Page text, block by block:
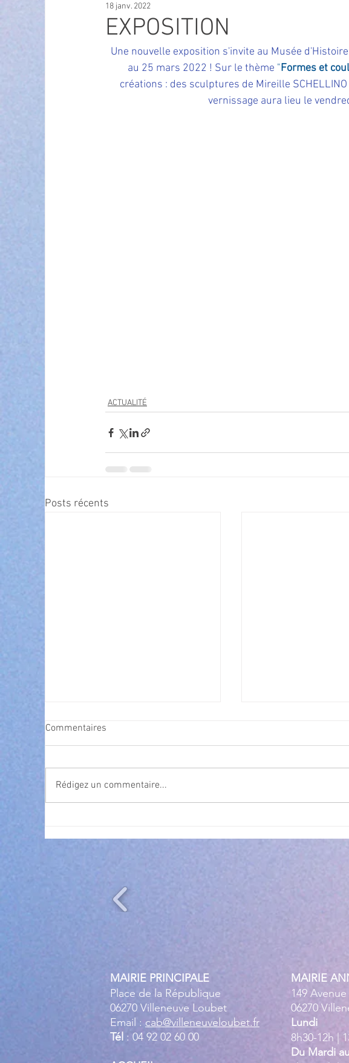
OFFRES D'EMPLOI
ECO MOBILITE PETITE ENFANCE TOURISME
PRESSE TRANSPORT
EXPOSITION
18 janv. 2022
Une nouvelle exposition s'invite au Musée
au 25 mars 2022 ! Sur le thème "Formes et
créations : des sculptures de Mireille
vernissage aura lieu le
ACTUALITÉ
Posts récents
Commentaires
Rédigez un commentaire...
MAIRIE PRINCIPALE
Place de la République
06270 Villeneuve Loubet
Email : cab@villeneuveloubet.fr
Tél : 04 92 02 60 00
MAIRIE
149
06270
Lundi
8h30-12h |
Du Mardi